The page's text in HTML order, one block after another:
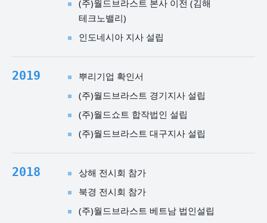
(주)월드브라스트 본사 이전 (김해
테크노밸리)
인도네시아 지사 설립
2019
뿌리기업 확인서
(주)월드브라스트 경기지사 설립
(주)월드쇼트 합작법인 설립
(주)월드브라스트 대구지사 설립
2018
상해 전시회 참가
북경 전시회 참가
(주)월드브라스트 베트남 법인설립